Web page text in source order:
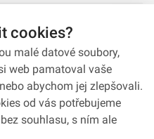
cookies?
malé datové soubory,
web pamatoval vaše
abychom jej zlepšovali.
od vás potřebujeme
souhlasu, s ním ale